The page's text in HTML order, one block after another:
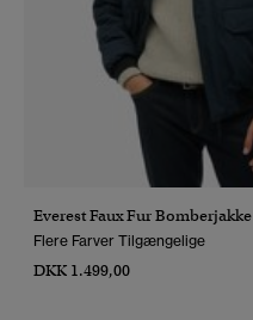
Everest Faux Fur Bomberjakke
Flere Farver Tilgængelige
DKK 1.499,00